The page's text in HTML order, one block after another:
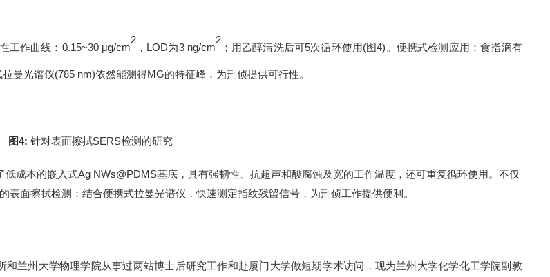
工作曲线： 0.15~30 μg/cm
2
， LOD为3 ng/cm
2
；用乙醇清洗后可5次循环使用(图4) 。便携式检测应用：食指滴有
曼光谱仪(785 nm)依然能测得MG的特征峰，为刑侦提供可行性。
图4: 针对表面擦拭SERS检测的研究
低成本的嵌入式Ag NWs@PDMS基底，具有强韧性、抗超声和酸腐蚀及宽的工作温度，还可重复循环使用。不仅
表面擦拭检测；结合便携式拉曼光谱仪，快速测定指纹残留信号，为刑侦工作提供便利。
兰州大学物理学院从事过两站博士后研究工作和赴厦门大学做短期学术访问，现为兰州大学化学化工学院副教